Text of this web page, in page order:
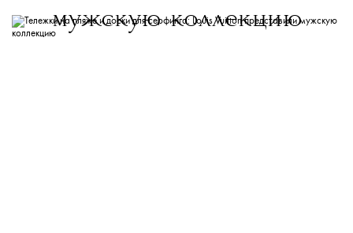
мужскую коллекцию